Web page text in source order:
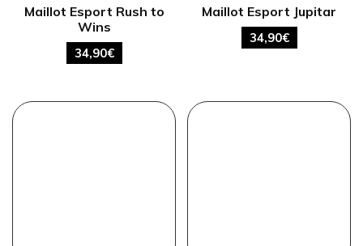
Maillot Esport Rush to
Wins
34,90€
Maillot Esport Jupitar
34,90€